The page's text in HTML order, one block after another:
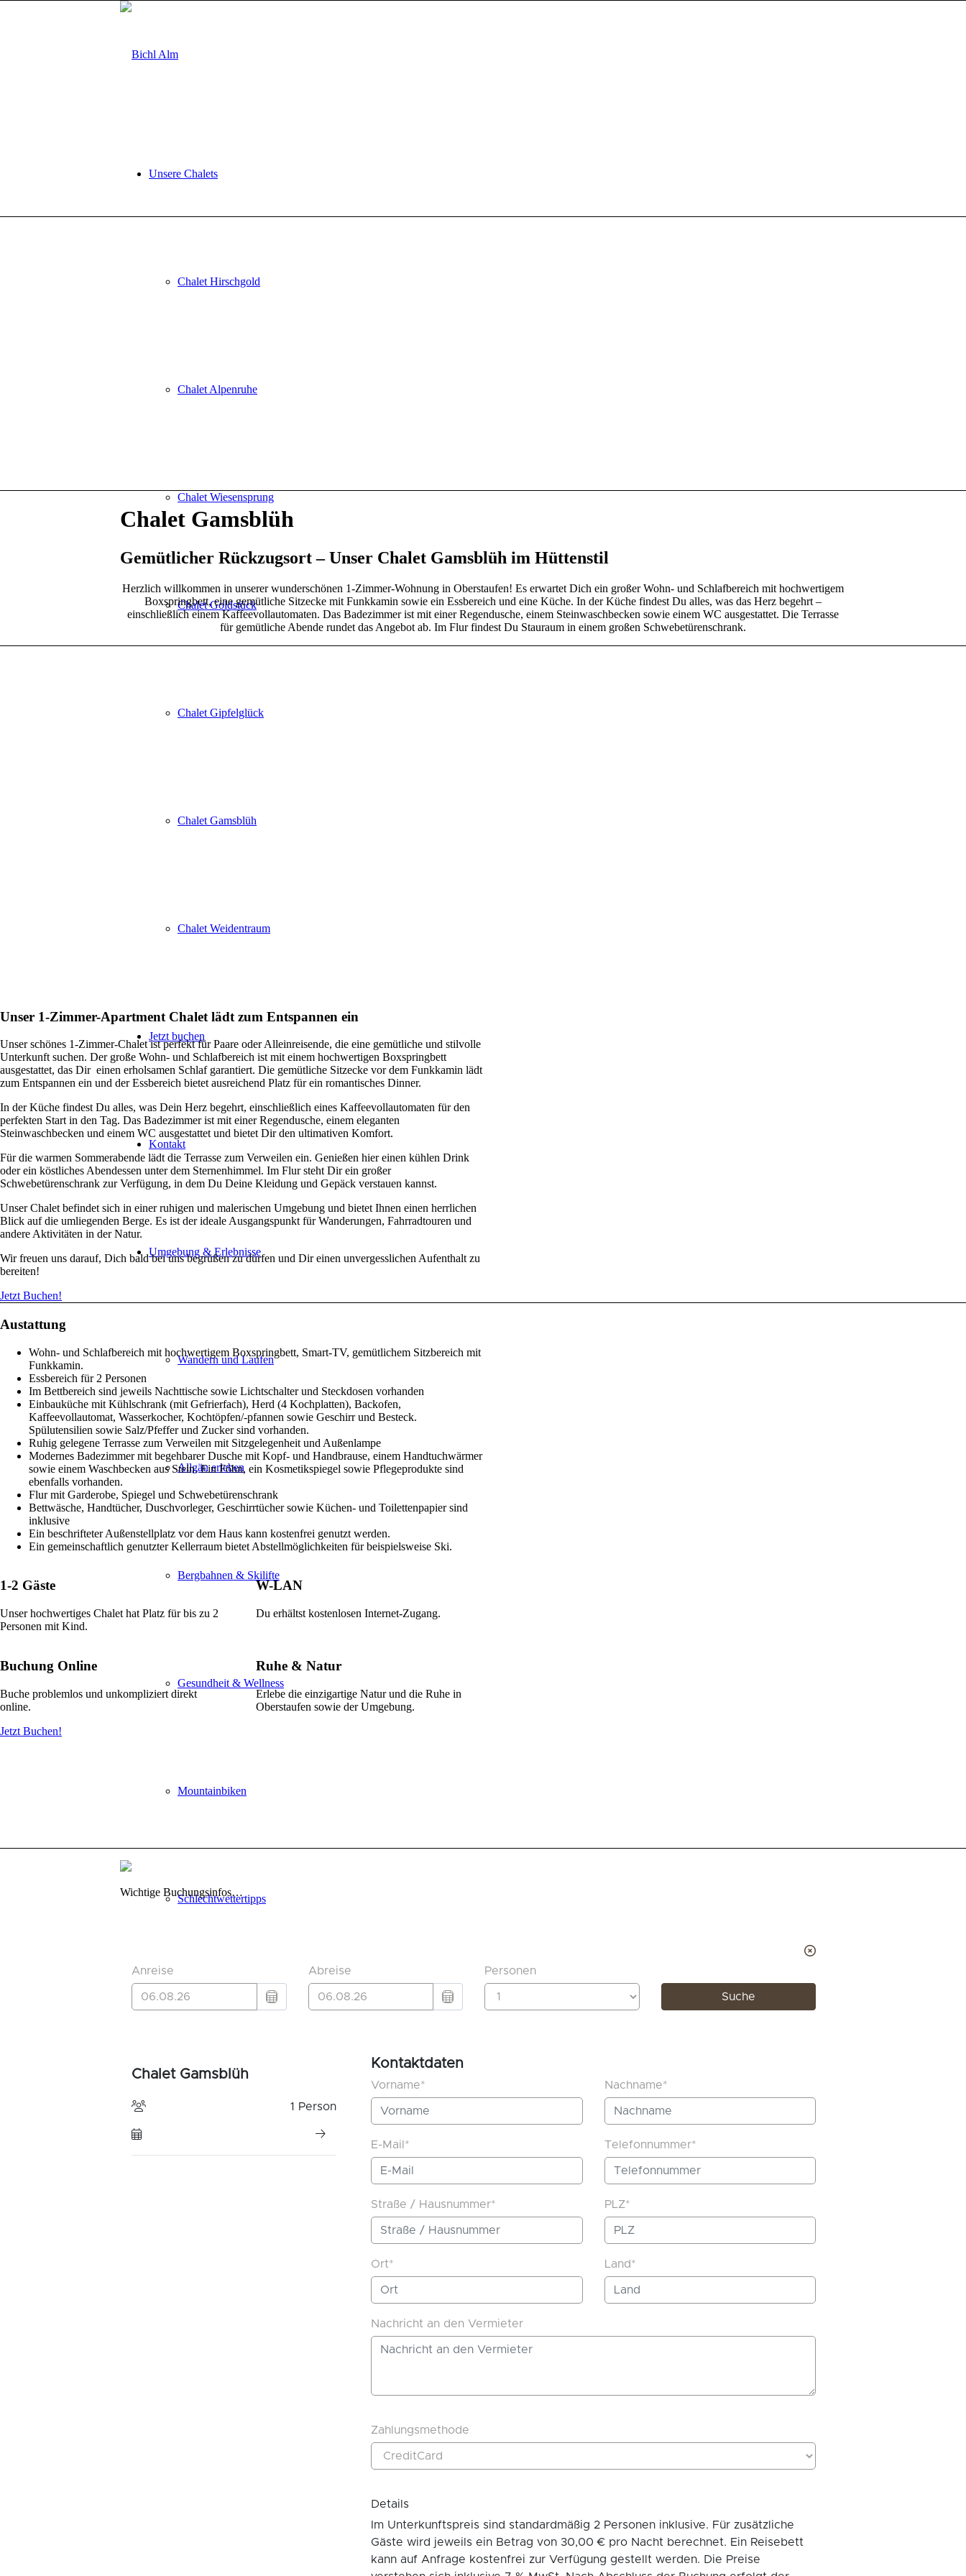
Unsere Chalets
Chalet Hirschgold
Chalet Alpenruhe
Chalet Wiesensprung
Chalet Goldstück
Chalet Gipfelglück
Chalet Gamsblüh
Chalet Weidentraum
Jetzt buchen
Kontakt
Umgebung & Erlebnisse
Wandern und Laufen
Allgäu erleben
Bergbahnen & Skilifte
Gesundheit & Wellness
Mountainbiken
Schlechtwettertipps
Schnee & Skiurlaub
Chalet Gamsblüh
Gemütlicher Rückzugsort – Unser Chalet Gamsblüh im Hüttenstil
Herzlich willkommen in unserer wunderschönen 1-Zimmer-Wohnung in Oberstaufen! Es erwartet Dich ein großer Wohn- und Schlafbereich mit hochwertigem
Boxspringbett, eine gemütliche Sitzecke mit Funkkamin sowie ein Essbereich und eine Küche. In der Küche findest Du alles, was das Herz begehrt –
einschließlich einem Kaffeevollautomaten. Das Badezimmer ist mit einer Regendusche, einem Steinwaschbecken sowie einem WC ausgestattet. Die Terrasse
für gemütliche Abende rundet das Angebot ab. Im Flur findest Du Stauraum in einem großen Schwebetürenschrank.
Unser 1-Zimmer-Apartment Chalet lädt zum Entspannen ein
Unser schönes 1-Zimmer-Chalet ist perfekt für Paare oder Alleinreisende, die eine gemütliche und stilvolle
Unterkunft suchen. Der große Wohn- und Schlafbereich ist mit einem hochwertigen Boxspringbett
ausgestattet, das Dir einen erholsamen Schlaf garantiert. Die gemütliche Sitzecke vor dem Funkkamin lädt
zum Entspannen ein und der Essbereich bietet ausreichend Platz für ein romantisches Dinner.
In der Küche findest Du alles, was Dein Herz begehrt, einschließlich eines Kaffeevollautomaten für den
perfekten Start in den Tag. Das Badezimmer ist mit einer Regendusche, einem eleganten
Steinwaschbecken und einem WC ausgestattet und bietet Dir den ultimativen Komfort.
Für die warmen Sommerabende lädt die Terrasse zum Verweilen ein. Genießen hier einen kühlen Drink
oder ein köstliches Abendessen unter dem Sternenhimmel. Im Flur steht Dir ein großer
Schwebetürenschrank zur Verfügung, in dem Du Deine Kleidung und Gepäck verstauen kannst.
Unser Chalet befindet sich in einer ruhigen und malerischen Umgebung und bietet Ihnen einen herrlichen
Blick auf die umliegenden Berge. Es ist der ideale Ausgangspunkt für Wanderungen, Fahrradtouren und
andere Aktivitäten in der Natur.
Wir freuen uns darauf, Dich bald bei uns begrüßen zu dürfen und Dir einen unvergesslichen Aufenthalt zu
bereiten!
Jetzt Buchen!
Austattung
Wohn- und Schlafbereich mit hochwertigem Boxspringbett, Smart-TV, gemütlichem Sitzbereich mit
Funkkamin.
Essbereich für 2 Personen
Im Bettbereich sind jeweils Nachttische sowie Lichtschalter und Steckdosen vorhanden
Einbauküche mit Kühlschrank (mit Gefrierfach), Herd (4 Kochplatten), Backofen,
Kaffeevollautomat, Wasserkocher, Kochtöpfen/-pfannen sowie Geschirr und Besteck.
Spülutensilien sowie Salz/Pfeffer und Zucker sind vorhanden.
Ruhig gelegene Terrasse zum Verweilen mit Sitzgelegenheit und Außenlampe
Modernes Badezimmer mit begehbarer Dusche mit Kopf- und Handbrause, einem Handtuchwärmer
sowie einem Waschbecken aus Stein. Ein Föhn, ein Kosmetikspiegel sowie Pflegeprodukte sind
ebenfalls vorhanden.
Flur mit Garderobe, Spiegel und Schwebetürenschrank
Bettwäsche, Handtücher, Duschvorleger, Geschirrtücher sowie Küchen- und Toilettenpapier sind
inklusive
Ein beschrifteter Außenstellplatz vor dem Haus kann kostenfrei genutzt werden.
Ein gemeinschaftlich genutzter Kellerraum bietet Abstellmöglichkeiten für beispielsweise Ski.
1-2 Gäste
Unser hochwertiges Chalet hat Platz für bis zu 2
Personen mit Kind.
W-LAN
Du erhältst kostenlosen Internet-Zugang.
Buchung Online
Buche problemlos und unkompliziert direkt
online.
Ruhe & Natur
Erlebe die einzigartige Natur und die Ruhe in
Oberstaufen sowie der Umgebung.
Jetzt Buchen!
Wichtige Buchungsinfos…